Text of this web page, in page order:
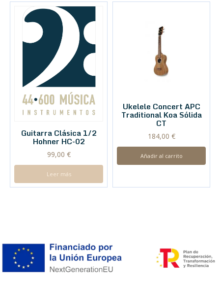
Guitarra Clásica 1/2
Hohner HC-02
99,00 €
Leer más
Ukelele Concert APC
Traditional Koa Sólida
CT
184,00 €
Añadir al carrito